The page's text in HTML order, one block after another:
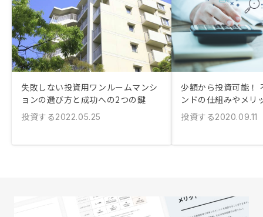
失敗しない投資用ワンルームマンシ
ョンの選び方と成功への2つの鍵
投資する2022.05.25
少額から投資可能！
ンドの仕組みやメリ
投資する2020.09.11